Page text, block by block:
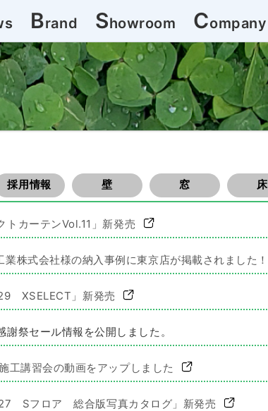
Brand Showroom Company
採用情報 壁 窓 床
トカーテンVol.11」新発売
業株式会社様の納入事例に東京店が掲載されました！
XSELECT」新発売
祭セール情報を公開しました。
工講習会の動画をアップしました
Sフロア 総合版写真カタログ」新発売